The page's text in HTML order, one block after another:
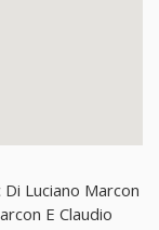
Luciano Marcon
E Claudio